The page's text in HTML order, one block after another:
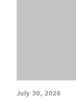
July 30, 2026